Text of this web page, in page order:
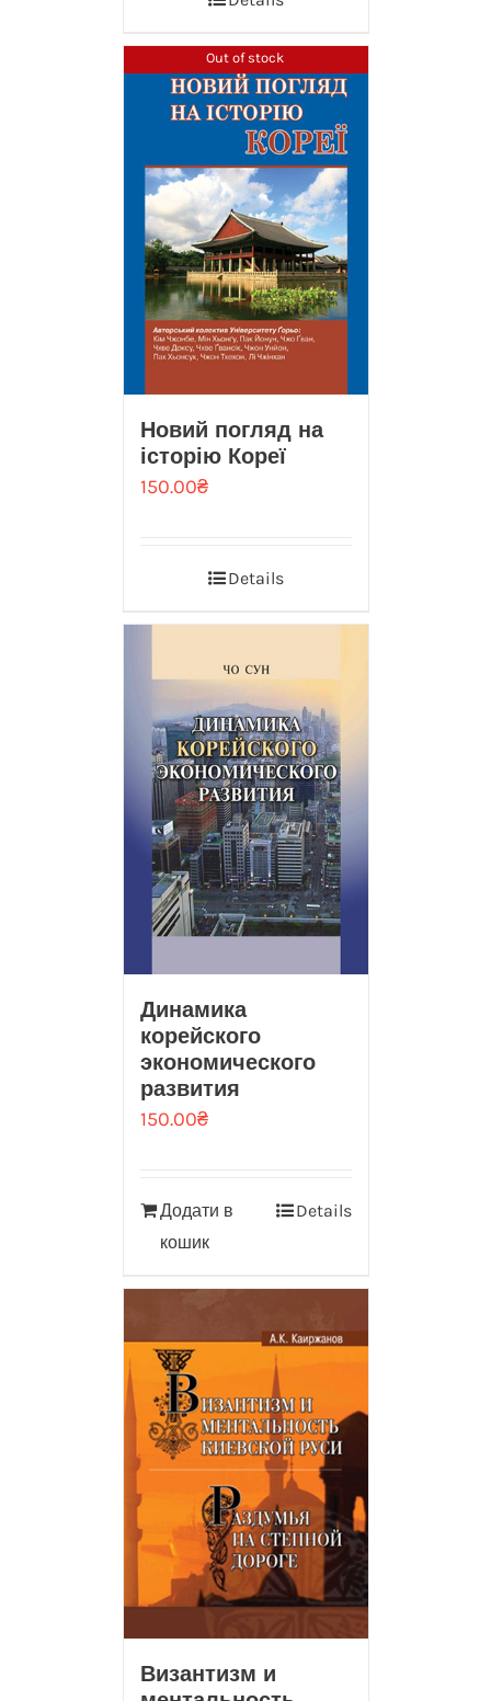
Out of stock
Новий погляд на
iсторiю Кореї
150.00₴
Details
Динамика
корейского
экономического
развития
150.00₴
Додати в
кошик
Details
Византизм и